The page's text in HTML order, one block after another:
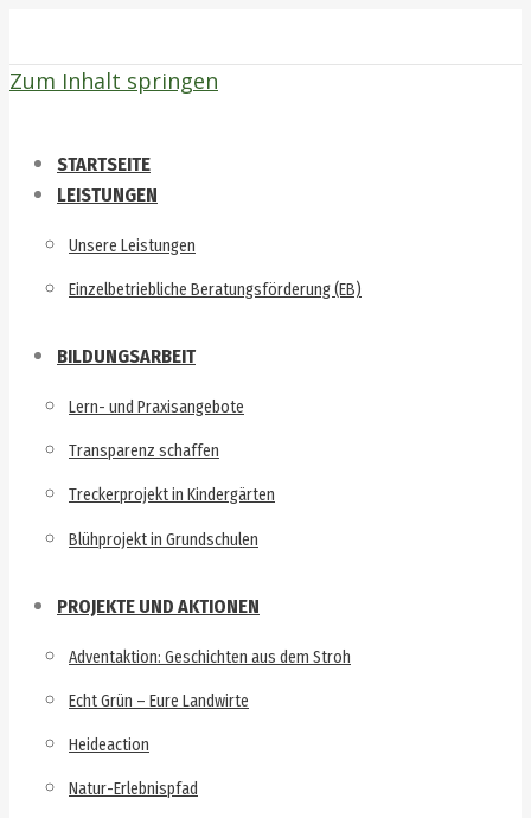
Zum Inhalt springen
STARTSEITE
LEISTUNGEN
Unsere Leistungen
Einzelbetriebliche Beratungsförderung (EB)
BILDUNGSARBEIT
Lern- und Praxisangebote
Transparenz schaffen
Treckerprojekt in Kindergärten
Blühprojekt in Grundschulen
PROJEKTE UND AKTIONEN
Adventaktion: Geschichten aus dem Stroh
Echt Grün – Eure Landwirte
Heideaction
Natur-Erlebnispfad